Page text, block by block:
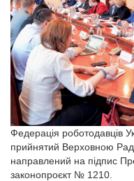
Федерація роботодавців
прийнятий Верховною
направлений на підпис
законопроєкт № 1210.